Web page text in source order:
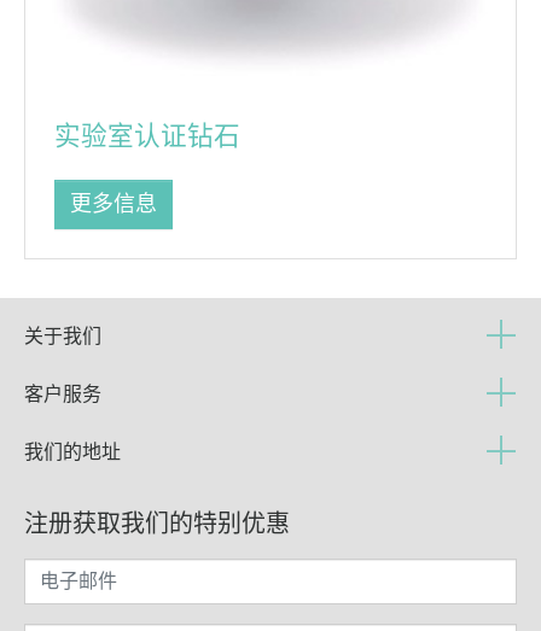
实验室认证钻石
更多信息
关于我们
客户服务
我们的地址
注册获取我们的特别优惠